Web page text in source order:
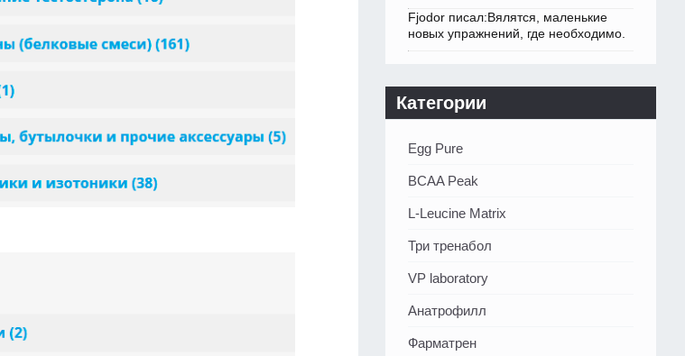
Fjodor писал:Вялятся, маленькие
новых упражнений, где необходимо.
Категории
Egg Pure
BCAA Peak
L-Leucine Matrix
Три тренабол
VP laboratory
Анатрофилл
Фарматрен